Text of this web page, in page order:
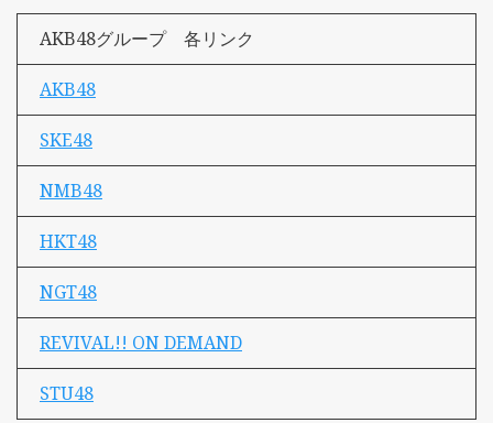
AKB48グループ 各リンク
AKB48
SKE48
NMB48
HKT48
NGT48
REVIVAL!! ON DEMAND
STU48